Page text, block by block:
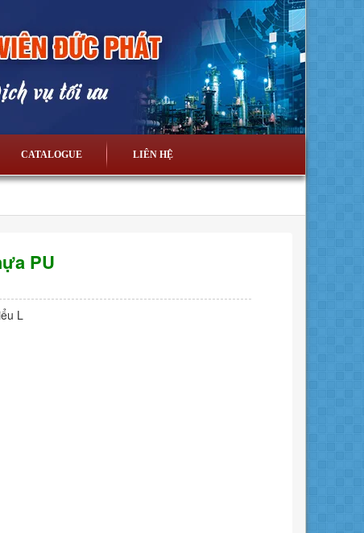
CATALOGUE LIÊN HỆ
PU
L